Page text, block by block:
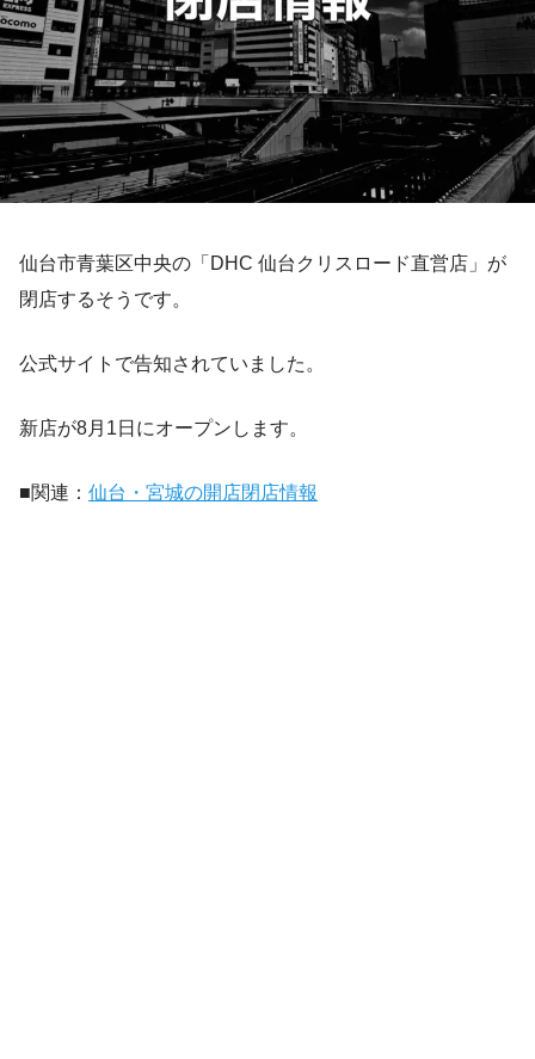
仙台市青葉区中央の「DHC 仙台クリスロード直営店」が
閉店するそうです。
公式サイトで告知されていました。
新店が8月1日にオープンします。
■関連： 仙台・宮城の開店閉店情報